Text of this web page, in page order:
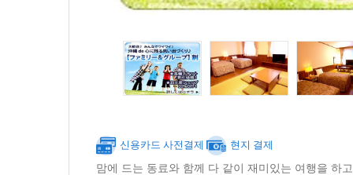
신용카드 사전결제 현지 결제
맘에 드는 동료와 함께 다 같이 재미있는 여행을 하